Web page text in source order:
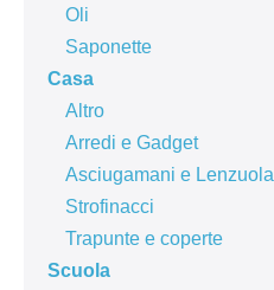
Oli
Saponette
Casa
Altro
Arredi e Gadget
Asciugamani e Lenzuola
Strofinacci
Trapunte e coperte
Scuola